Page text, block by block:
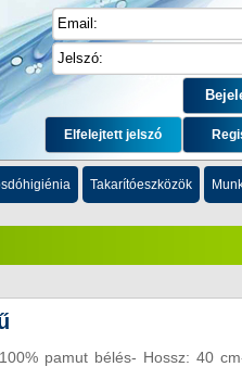
Elfelejtett jelszó
Takarítóeszközök
pamut bélés- Hossz: 40